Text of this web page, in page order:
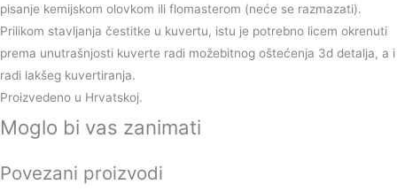
pisanje kemijskom olovkom ili flomasterom (neće se razmazati).
Prilikom stavljanja čestitke u kuvertu, istu je potrebno licem okrenuti
prema unutrašnjosti kuverte radi možebitnog oštećenja 3d detalja, a i
radi lakšeg kuvertiranja.
Proizvedeno u Hrvatskoj.
Moglo bi vas zanimati
Povezani proizvodi